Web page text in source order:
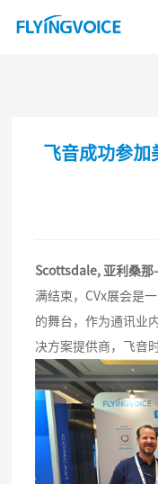
飞音成功参
Scottsdale, 亚利桑那
满结束，CVx展会是
的舞台，作为通讯业
决方案提供商，飞音